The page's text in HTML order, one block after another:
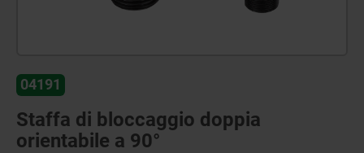
04191
Staffa di bloccaggio doppia
orientabile a 90°